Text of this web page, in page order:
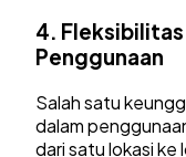
4. Fleksibilitas
Penggunaan
Salah satu
dalam
dari satu lokasi ke